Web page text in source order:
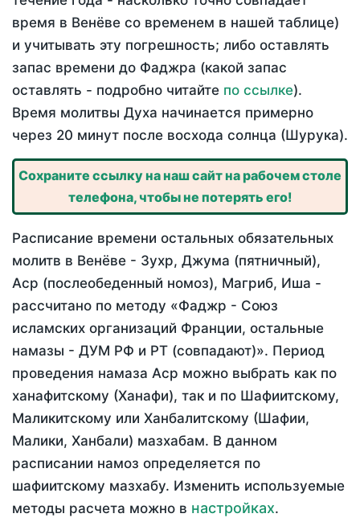
время в Венёве со временем в нашей таблице)
и учитывать эту погрешность; либо оставлять
запас времени до Фаджра (какой запас
оставлять - подробно читайте по ссылке).
Время молитвы Духа начинается примерно
через 20 минут после восхода солнца (Шурука).
Сохраните ссылку на наш сайт на рабочем столе
телефона, чтобы не потерять его!
Расписание времени остальных обязательных
молитв в Венёве - Зухр, Джума (пятничный),
Аср (послеобеденный номоз), Магриб, Иша -
рассчитано по методу «Фаджр - Союз
исламских организаций Франции, остальные
намазы - ДУМ РФ и РТ (совпадают)». Период
проведения намаза Аср можно выбрать как по
ханафитскому (Ханафи), так и по Шафиитскому,
Маликитскому или Ханбалитскому (Шафии,
Малики, Ханбали) мазхабам. В данном
расписании намоз определяется по
шафиитскому мазхабу. Изменить используемые
методы расчета можно в настройках.